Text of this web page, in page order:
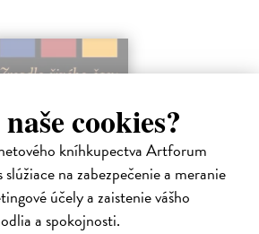
cookies?
kníhkupectva Artforum
na zabezpečenie a meranie
účely a zaistenie vášho
a spokojnosti.